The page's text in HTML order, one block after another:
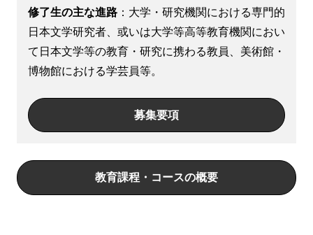
修了生の主な進路 ：大学・研究機関における専門的
日本文学研究者、或いは大学等高等教育機関におい
て日本文学等の教育・研究に携わる教員、美術館・
博物館における学芸員等。
募集要項
教育課程・コースの概要